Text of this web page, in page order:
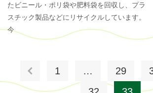
たビニール・ポリ袋や肥料袋を回収し、プラ
スチック製品などにリサイクルしています。
今
1 … 29